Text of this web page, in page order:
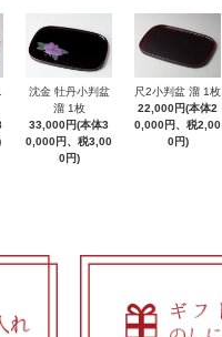
沈金 牡丹小判盆
溜 1枚
33,000円(本体3
0,000円、税3,00
0円)
尺2小判盆 溜 1枚
22,000円(本体2
0,000円、税2,00
0円)